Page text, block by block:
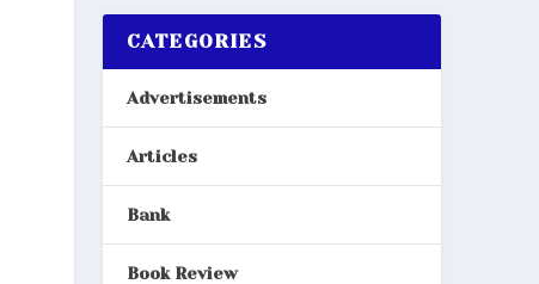
CATEGORIES
Advertisements
Articles
Bank
Book Review